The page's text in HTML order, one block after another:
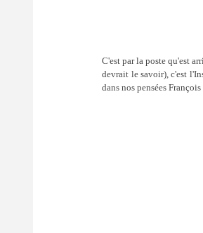
C'est par la poste qu'est
devrait le savoir), c'est
dans nos pensées